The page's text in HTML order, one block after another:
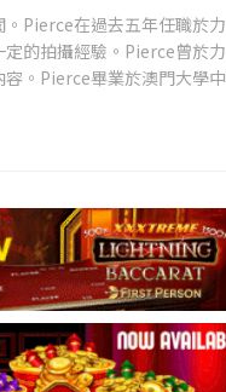
Pierce在過去五年任職於力
的拍攝經驗。Pierce曾於力
。Pierce畢業於澳門大學中